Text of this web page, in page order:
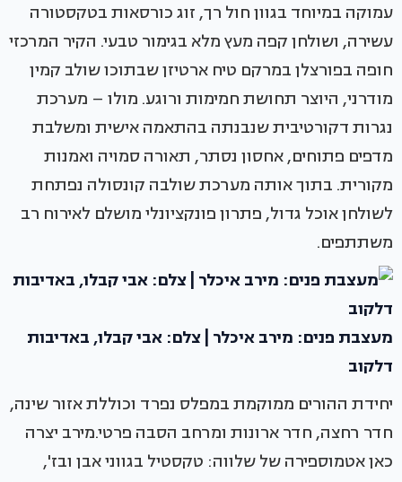
עמוקה במיוחד בגוון חול רך, זוג כורסאות בטקסטורה
עשירה, ושולחן קפה מעץ מלא בגימור טבעי. הקיר המרכזי
חופה בפורצלן במרקם טיח ארטיזן שבתוכו שולב קמין
מודרני, היוצר תחושת חמימות ורוגע. מולו – מערכת
נגרות דקורטיבית שנבנתה בהתאמה אישית ומשלבת
מדפים פתוחים, אחסון נסתר, תאורה סמויה ואמנות
מקורית. בתוך אותה מערכת שולבה קונסולה נפתחת
לשולחן אוכל גדול, פתרון פונקציונלי מושלם לאירוח רב
משתתפים.
מעצבת פנים: מירב איכלר | צלם: אבי קבלו, באדיבות
דלקוב
יחידת ההורים ממוקמת במפלס נפרד וכוללת אזור שינה,
חדר רחצה, חדר ארונות ומרחב הסבה פרטי.מירב יצרה
כאן אטמוספירה של שלווה: טקסטיל בגווני אבן ובז',